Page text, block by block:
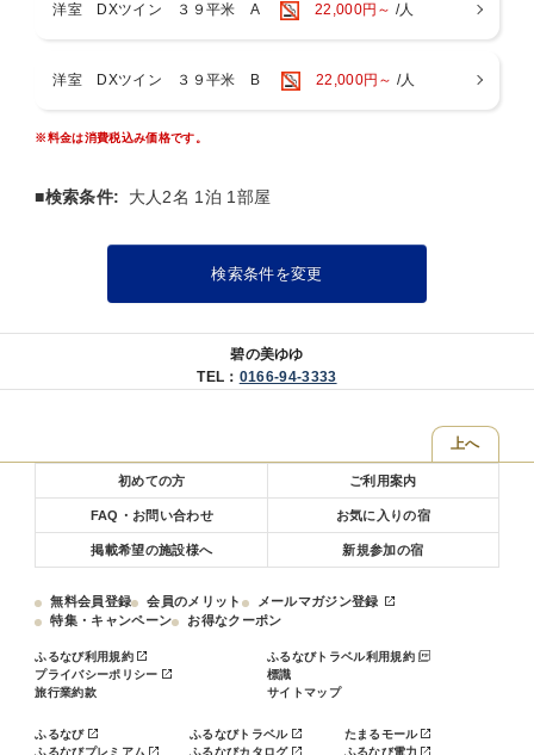
洋室 DXツイン ３９平米 A 22,000円～ /人
洋室 DXツイン ３９平米 B 22,000円～ /人
※料金は消費税込み価格です。
■検索条件: 大人2名 1泊 1部屋
検索条件を変更
碧の美ゆゆ
TEL： 0166-94-3333
上へ
初めての方 ご利用案内
FAQ・お問い合わせ お気に入りの宿
掲載希望の施設様へ 新規参加の宿
無料会員登録 会員のメリット
メールマガジン登録
特集・キャンペーン
お得なクーポン
ふるなび利用規約
ふるなびトラベル利用規約
プライバシーポリシー
標識
旅行業約款
サイトマップ
ふるなび ふるなびトラベル
たまるモール
ふるなびプレミアム
ふるなびカタログ ふるなび電力